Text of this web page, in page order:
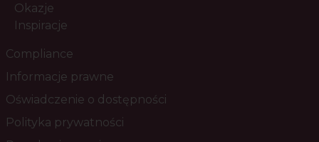
Okazje
Inspiracje
Compliance
Informacje prawne
Oświadczenie o dostępności
Polityka prywatności